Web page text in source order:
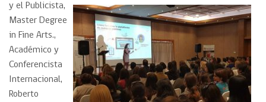
y el Publicista,
Master Degree
in Fine Arts.,
Académico y
Conferencista
Internacional,
Roberto